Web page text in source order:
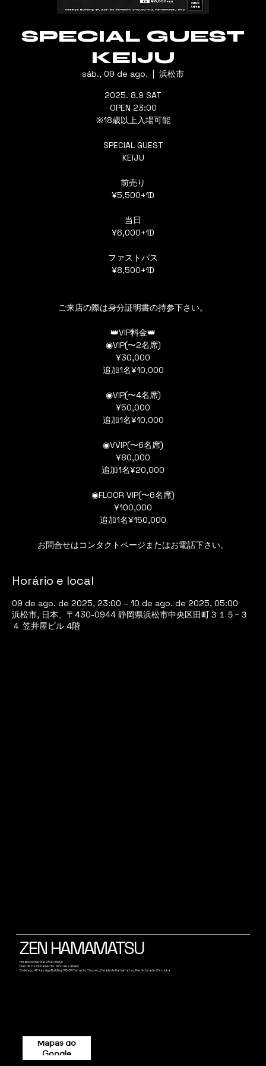
SPECIAL GUEST
KEIJU
sáb., 09 de ago.
  |
浜松市
2025. 8.9 SAT
OPEN 23:00
※18歳以上入場可能
SPECIAL GUEST
KEIJU
前売り
¥5,500+1D
当日
¥6,000+1D
ファストパス
¥8,500+1D
ご来店の際は身分証明書の持参下さい。
👑VIP料金👑
◉VIP(〜2名席)
¥30,000
追加1名¥10,000
◉VIP(〜4名席)
¥50,000
追加1名¥10,000
◉VVIP(〜6名席)
¥80,000
追加1名¥20,000
◉FLOOR VIP(〜6名席)
¥100,000
追加1名¥150,000
Horário e local
09 de ago. de 2025, 23:00 – 10 de ago. de 2025, 05:00
浜松市, 日本、〒430-0944 静岡県浜松市中央区田町３１５−３
４ 笠井屋ビル 4階
Mapas do
Google
ZEN HAMAMATSU
Horário comercial: 23:00~05:00
Dias de funcionamento: Sexta e sábado
Endereço: 4F Kasaiya Building, 315-34 Tamachi, Chuo-ku, Cidade de Hamamatsu, Prefeitura de Shizuoka